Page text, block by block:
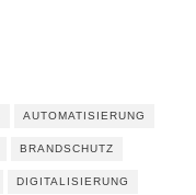
AUTOMATISIERUNG
BRANDSCHUTZ
DIGITALISIERUNG